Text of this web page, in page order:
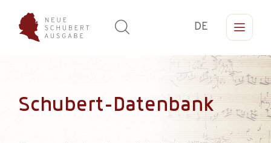
DE
Schubert-Datenbank